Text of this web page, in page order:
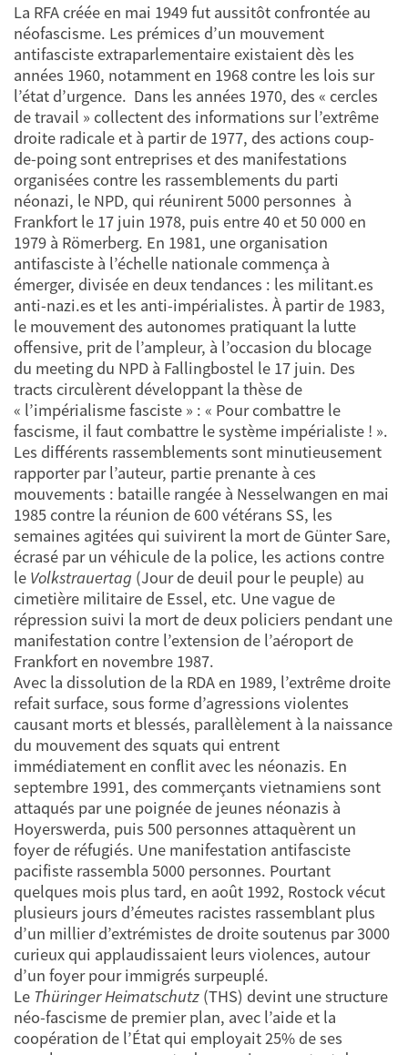
La RFA créée en mai 1949 fut aussitôt confrontée au
néofascisme. Les prémices d’un mouvement
antifasciste extraparlementaire existaient dès les
années 1960, notamment en 1968 contre les lois sur
l’état d’urgence. Dans les années 1970, des « cercles
de travail » collectent des informations sur l’extrême
droite radicale et à partir de 1977, des actions coup-
de-poing sont entreprises et des manifestations
organisées contre les rassemblements du parti
néonazi, le NPD, qui réunirent 5000 personnes à
Frankfort le 17 juin 1978, puis entre 40 et 50 000 en
1979 à Römerberg. En 1981, une organisation
antifasciste à l’échelle nationale commença à
émerger, divisée en deux tendances : les militant.es
anti-nazi.es et les anti-impérialistes. À partir de 1983,
le mouvement des autonomes pratiquant la lutte
offensive, prit de l’ampleur, à l’occasion du blocage
du meeting du NPD à Fallingbostel le 17 juin. Des
tracts circulèrent développant la thèse de
« l’impérialisme fasciste » : « Pour combattre le
fascisme, il faut combattre le système impérialiste ! ».
Les différents rassemblements sont minutieusement
rapporter par l’auteur, partie prenante à ces
mouvements : bataille rangée à Nesselwangen en mai
1985 contre la réunion de 600 vétérans SS, les
semaines agitées qui suivirent la mort de Günter Sare,
écrasé par un véhicule de la police, les actions contre
le Volkstrauertag (Jour de deuil pour le peuple) au
cimetière militaire de Essel, etc. Une vague de
répression suivi la mort de deux policiers pendant une
manifestation contre l’extension de l’aéroport de
Frankfort en novembre 1987.
Avec la dissolution de la RDA en 1989, l’extrême droite
refait surface, sous forme d’agressions violentes
causant morts et blessés, parallèlement à la naissance
du mouvement des squats qui entrent
immédiatement en conflit avec les néonazis. En
septembre 1991, des commerçants vietnamiens sont
attaqués par une poignée de jeunes néonazis à
Hoyerswerda, puis 500 personnes attaquèrent un
foyer de réfugiés. Une manifestation antifasciste
pacifiste rassembla 5000 personnes. Pourtant
quelques mois plus tard, en août 1992, Rostock vécut
plusieurs jours d’émeutes racistes rassemblant plus
d’un millier d’extrémistes de droite soutenus par 3000
curieux qui applaudissaient leurs violences, autour
d’un foyer pour immigrés surpeuplé.
Le Thüringer Heimatschutz (THS) devint une structure
néo-fascisme de premier plan, avec l’aide et la
coopération de l’État qui employait 25% de ses